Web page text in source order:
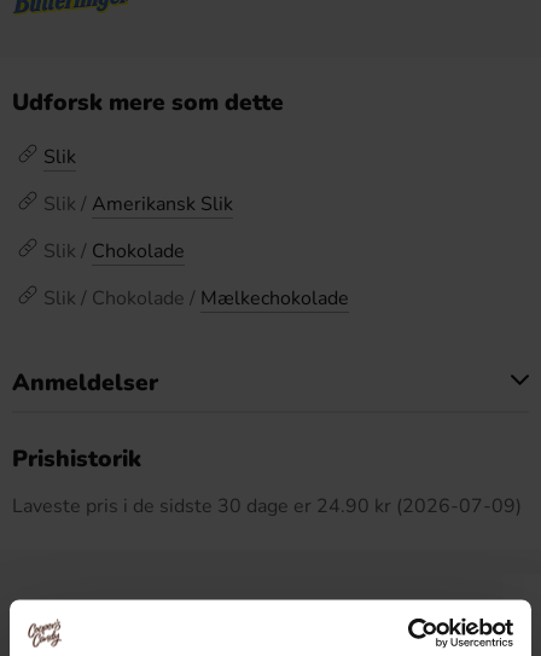
Udforsk mere som dette
Slik
Slik / Amerikansk Slik
Slik / Chokolade
Slik / Chokolade / Mælkechokolade
Anmeldelser
Prishistorik
Laveste pris i de sidste 30 dage er 24.90 kr (2026-07-09)
Relaterede produkter